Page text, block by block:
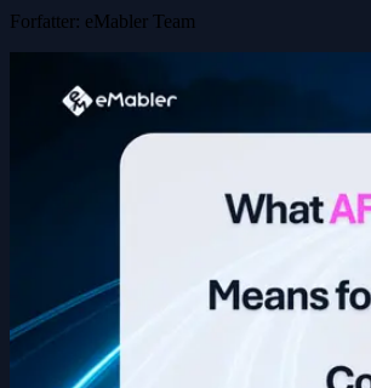
Forfatter: eMabler Team